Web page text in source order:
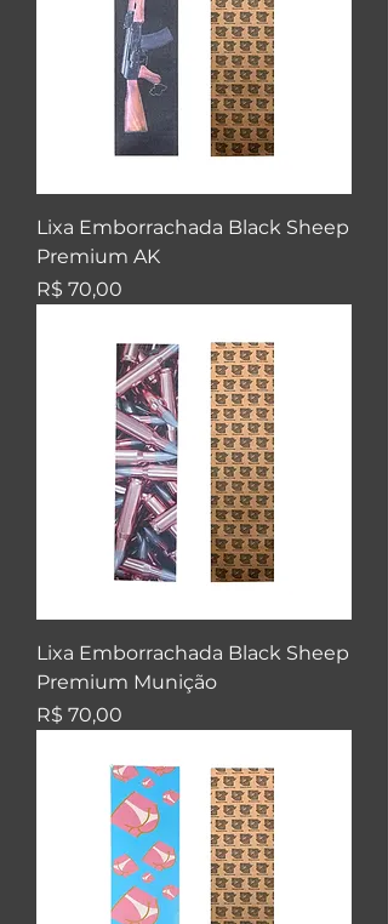
Lixa Emborrachada Black Sheep
Premium AK
Preço
R$ 70,00
Lixa Emborrachada Black Sheep
Premium Munição
Preço
R$ 70,00